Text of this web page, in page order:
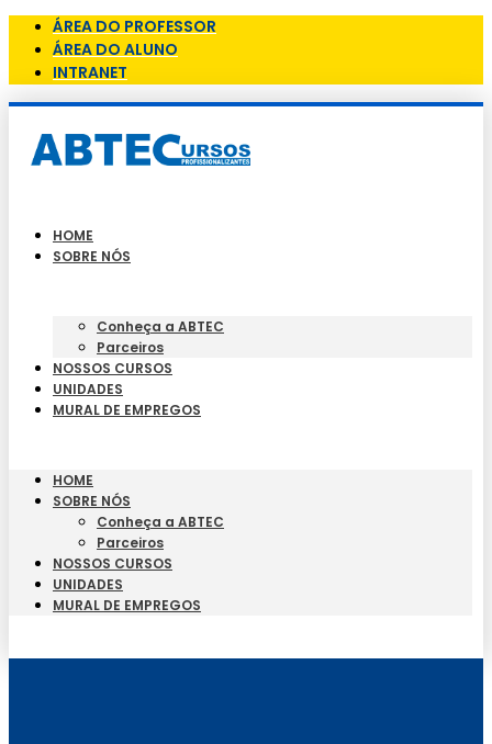
ÁREA DO PROFESSOR
ÁREA DO ALUNO
INTRANET
HOME
SOBRE NÓS
Conheça a ABTEC
Parceiros
NOSSOS CURSOS
UNIDADES
MURAL DE EMPREGOS
HOME
SOBRE NÓS
Conheça a ABTEC
Parceiros
NOSSOS CURSOS
UNIDADES
MURAL DE EMPREGOS